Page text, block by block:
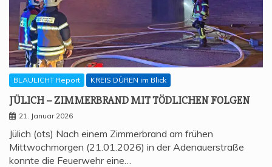
BLAULICHT Report KREIS DÜREN im Blick
JÜLICH – ZIM­MER­BRAND MIT TÖD­LI­CHEN FOLGEN
21. Januar 2026
Jülich (ots) Nach einem Zimmerbrand am frühen
Mittwochmorgen (21.01.2026) in der Adenauerstraße
konnte die Feuerwehr eine…